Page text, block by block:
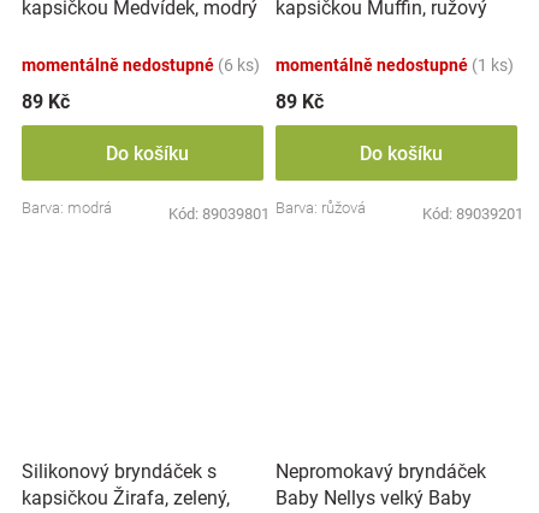
kapsičkou Medvídek, modrý
momentálně nedostupné (6 ks)
89 Kč
Do košíku
Barva: modrá Kód: 89039801
kapsičkou Muffin, ružový
momentálně nedostupné (1 ks)
89 Kč
Do košíku
Barva: růžová Kód: 89039201
Silikonový bryndáček s
kapsičkou Žirafa, zelený,
Nepromokavý bryndáček
Baby Nellys velký Baby